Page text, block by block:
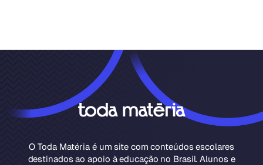
O Toda Matéria é um site com conteúdos escolares
destinados ao apoio à educação no Brasil. Alunos e